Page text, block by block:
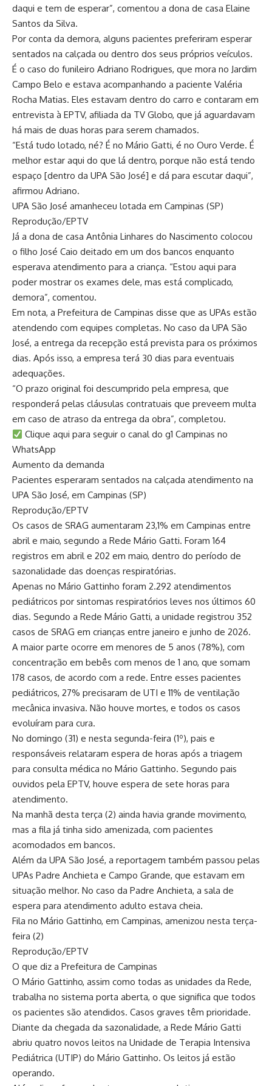
daqui e tem de esperar”, comentou a dona de casa Elaine
Santos da Silva.
Por conta da demora, alguns pacientes preferiram esperar
sentados na calçada ou dentro dos seus próprios veículos.
É o caso do funileiro Adriano Rodrigues, que mora no Jardim
Campo Belo e estava acompanhando a paciente Valéria
Rocha Matias. Eles estavam dentro do carro e contaram em
entrevista à EPTV, afiliada da TV Globo, que já aguardavam
há mais de duas horas para serem chamados.
“Está tudo lotado, né? É no Mário Gatti, é no Ouro Verde. É
melhor estar aqui do que lá dentro, porque não está tendo
espaço [dentro da UPA São José] e dá para escutar daqui”,
afirmou Adriano.
UPA São José amanheceu lotada em Campinas (SP)
Reprodução/EPTV
Já a dona de casa Antônia Linhares do Nascimento colocou
o filho José Caio deitado em um dos bancos enquanto
esperava atendimento para a criança. “Estou aqui para
poder mostrar os exames dele, mas está complicado,
demora”, comentou.
Em nota, a Prefeitura de Campinas disse que as UPAs estão
atendendo com equipes completas. No caso da UPA São
José, a entrega da recepção está prevista para os próximos
dias. Após isso, a empresa terá 30 dias para eventuais
adequações.
“O prazo original foi descumprido pela empresa, que
responderá pelas cláusulas contratuais que preveem multa
em caso de atraso da entrega da obra”, completou.
Clique aqui para seguir o canal do g1 Campinas no
WhatsApp
Aumento da demanda
Pacientes esperaram sentados na calçada atendimento na
UPA São José, em Campinas (SP)
Reprodução/EPTV
Os casos de SRAG aumentaram 23,1% em Campinas entre
abril e maio, segundo a Rede Mário Gatti. Foram 164
registros em abril e 202 em maio, dentro do período de
sazonalidade das doenças respiratórias.
Apenas no Mário Gattinho foram 2.292 atendimentos
pediátricos por sintomas respiratórios leves nos últimos 60
dias. Segundo a Rede Mário Gatti, a unidade registrou 352
casos de SRAG em crianças entre janeiro e junho de 2026.
A maior parte ocorre em menores de 5 anos (78%), com
concentração em bebês com menos de 1 ano, que somam
178 casos, de acordo com a rede. Entre esses pacientes
pediátricos, 27% precisaram de UTI e 11% de ventilação
mecânica invasiva. Não houve mortes, e todos os casos
evoluíram para cura.
No domingo (31) e nesta segunda-feira (1º), pais e
responsáveis relataram espera de horas após a triagem
para consulta médica no Mário Gattinho. Segundo pais
ouvidos pela EPTV, houve espera de sete horas para
atendimento.
Na manhã desta terça (2) ainda havia grande movimento,
mas a fila já tinha sido amenizada, com pacientes
acomodados em bancos.
Além da UPA São José, a reportagem também passou pelas
UPAs Padre Anchieta e Campo Grande, que estavam em
situação melhor. No caso da Padre Anchieta, a sala de
espera para atendimento adulto estava cheia.
Fila no Mário Gattinho, em Campinas, amenizou nesta terça-
feira (2)
Reprodução/EPTV
O que diz a Prefeitura de Campinas
O Mário Gattinho, assim como todas as unidades da Rede,
trabalha no sistema porta aberta, o que significa que todos
os pacientes são atendidos. Casos graves têm prioridade.
Diante da chegada da sazonalidade, a Rede Mário Gatti
abriu quatro novos leitos na Unidade de Terapia Intensiva
Pediátrica (UTIP) do Mário Gattinho. Os leitos já estão
operando.